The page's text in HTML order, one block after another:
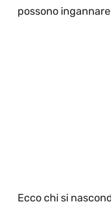
possono
Ecco chi si